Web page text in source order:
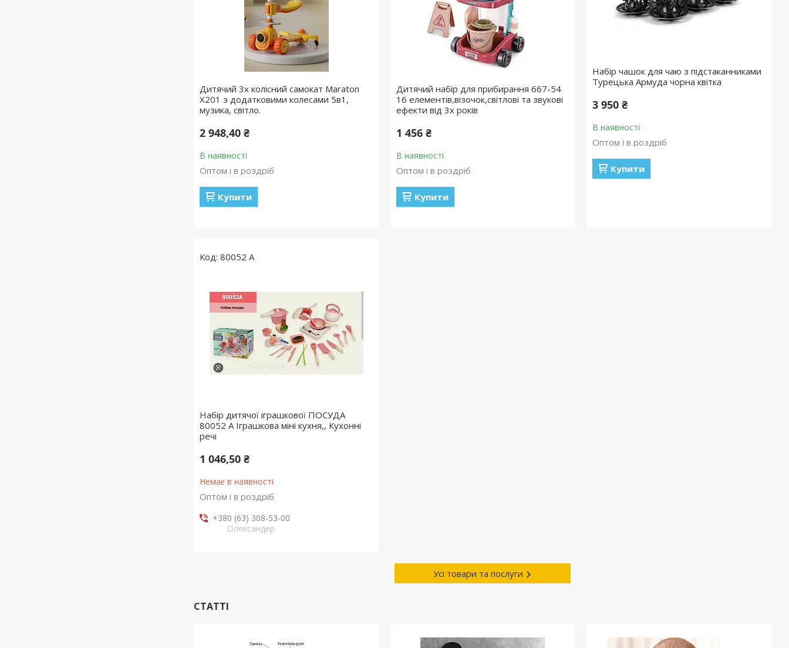
Дитячий 3х колісний самокат Maraton
X201 з додатковими колесами 5в1,
музика, світло.
2 948,40 ₴
В наявності
Оптом і в роздріб
Купити
Дитячий набір для прибирання 667-54
16 елементів,візочок,світлові та звукові
ефекти від 3х років
1 456 ₴
В наявності
Оптом і в роздріб
Купити
Набір чашок для чаю з підстаканниками
Турецька Армуда чорна квітка
3 950 ₴
В наявності
Оптом і в роздріб
Купити
80052 А
Набір дитячої іграшкової ПОСУДА
80052 А Іграшкова міні кухня,, Кухонні
речі
1 046,50 ₴
Немає в наявності
Оптом і в роздріб
+380 (63) 308-53-00
Олександер
Усі товари та послуги
СТАТТІ